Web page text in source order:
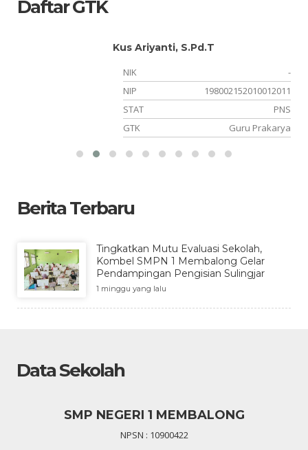
Daftar GTK
Kus Ariyanti, S.Pd.T
NIK
-
NIP
198002152010012011
STAT
PNS
GTK
Guru Prakarya
Berita Terbaru
Tingkatkan Mutu Evaluasi Sekolah,
Kombel SMPN 1 Membalong Gelar
Pendampingan Pengisian Sulingjar
1 minggu yang lalu
Data Sekolah
SMP NEGERI 1 MEMBALONG
NPSN : 10900422